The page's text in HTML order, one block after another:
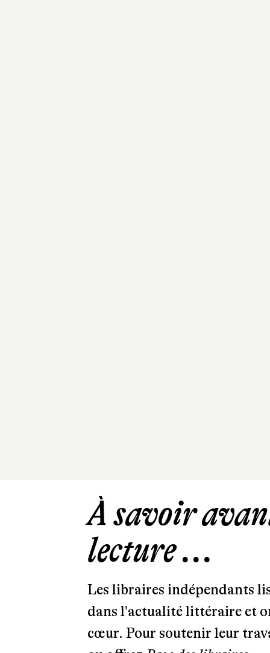
À savoir
lecture ...
Les libraires indépendants
dans l'actualité littéraire et
cœur. Pour soutenir leur